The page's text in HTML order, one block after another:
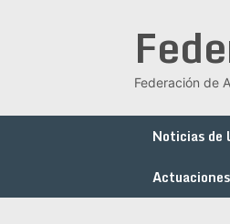
Federación de
Noticias de